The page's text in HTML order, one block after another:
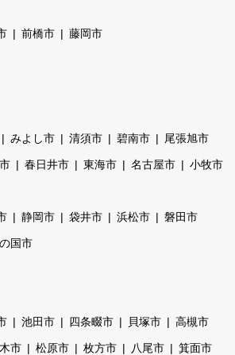
前橋市 藤岡市
みよし市 清須市 碧南市 尾張旭市
春日井市 東海市 名古屋市 小牧市
静岡市 袋井市 浜松市 磐田市
国市
池田市 四条畷市 貝塚市 高槻市
市 松原市 枚方市 八尾市 箕面市